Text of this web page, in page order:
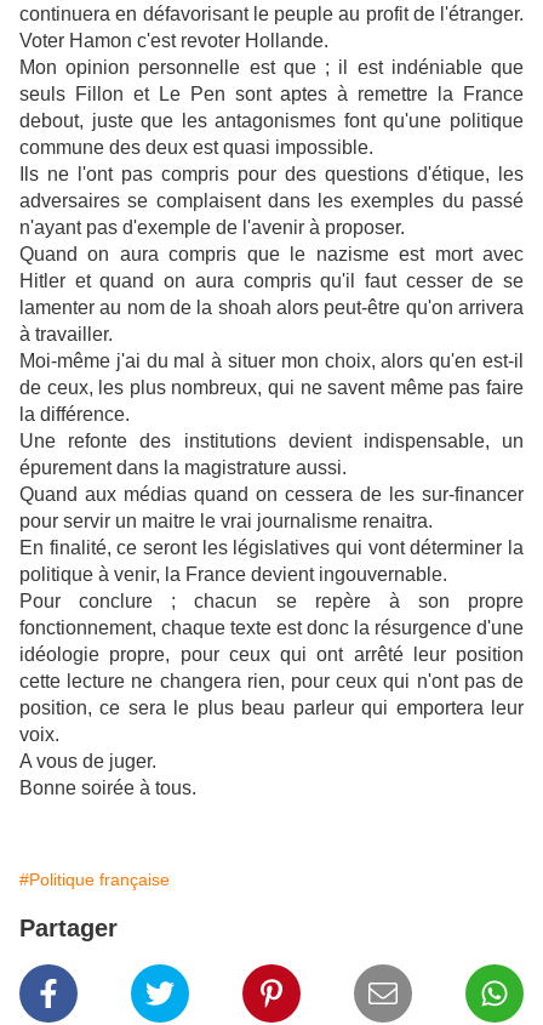
continuera en défavorisant le peuple au profit de l'étranger.
Voter Hamon c'est revoter Hollande.
Mon opinion personnelle est que ; il est indéniable que
seuls Fillon et Le Pen sont aptes à remettre la France
debout, juste que les antagonismes font qu'une politique
commune des deux est quasi impossible.
Ils ne l'ont pas compris pour des questions d'étique, les
adversaires se complaisent dans les exemples du passé
n'ayant pas d'exemple de l'avenir à proposer.
Quand on aura compris que le nazisme est mort avec
Hitler et quand on aura compris qu'il faut cesser de se
lamenter au nom de la shoah alors peut-être qu'on arrivera
à travailler.
Moi-même j'ai du mal à situer mon choix, alors qu'en est-il
de ceux, les plus nombreux, qui ne savent même pas faire
la différence.
Une refonte des institutions devient indispensable, un
épurement dans la magistrature aussi.
Quand aux médias quand on cessera de les sur-financer
pour servir un maitre le vrai journalisme renaitra.
En finalité, ce seront les législatives qui vont déterminer la
politique à venir, la France devient ingouvernable.
Pour conclure ; chacun se repère à son propre
fonctionnement, chaque texte est donc la résurgence d'une
idéologie propre, pour ceux qui ont arrêté leur position
cette lecture ne changera rien, pour ceux qui n'ont pas de
position, ce sera le plus beau parleur qui emportera leur
voix.
A vous de juger.
Bonne soirée à tous.
#Politique française
Partager